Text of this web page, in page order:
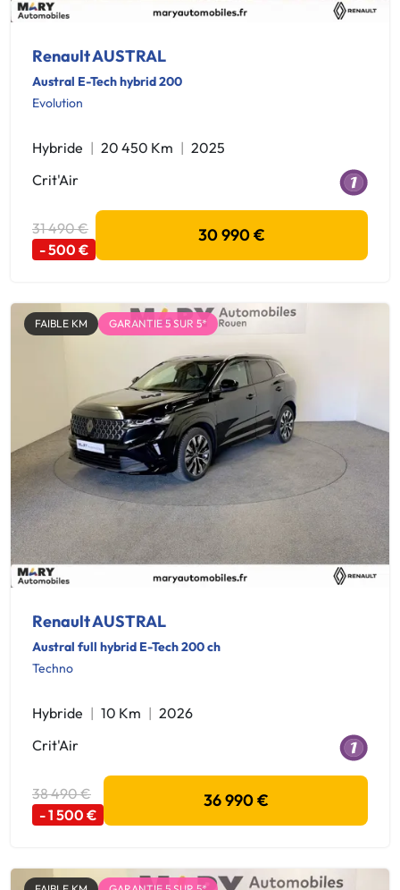
Renault AUSTRAL
Austral E-Tech hybrid 200
Evolution
Hybride 20 450 Km
2025
Crit'Air
31 490 €
- 500 €
30 990 €
FAIBLE KM GARANTIE 5 SUR 5*
Renault AUSTRAL
Austral full hybrid E-Tech 200 ch
Techno
Hybride 10 Km
2026
Crit'Air
38 490 €
- 1 500 €
36 990 €